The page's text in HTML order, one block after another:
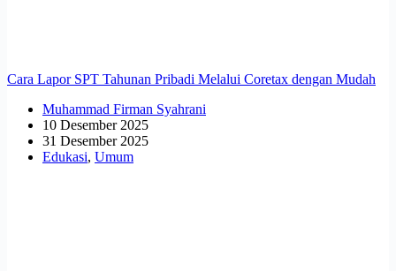
Cara Lapor SPT Tahunan Pribadi Melalui Coretax dengan Mudah
Muhammad Firman Syahrani
10 Desember 2025
31 Desember 2025
Edukasi, Umum